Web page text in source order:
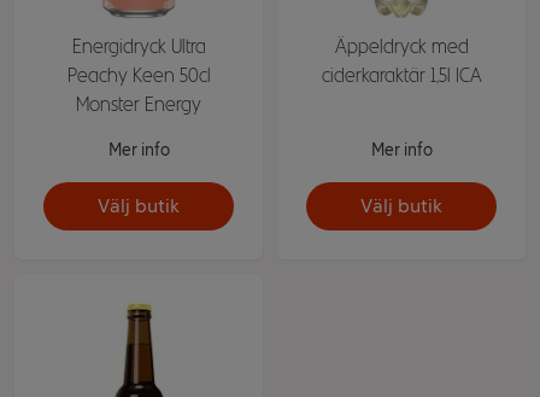
Energidryck Ultra
Peachy Keen 50cl
Monster Energy
Mer info
Välj butik
Äppeldryck med
ciderkaraktär 1,5l ICA
Mer info
Välj butik